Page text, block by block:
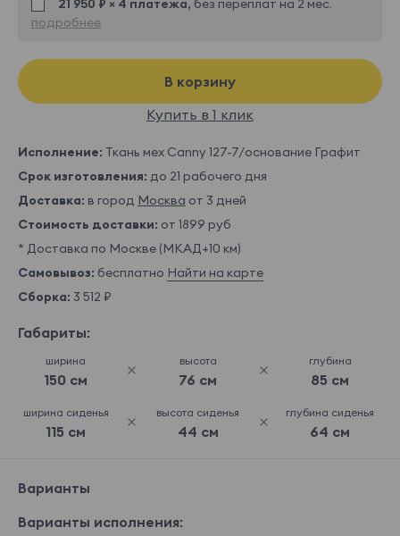
21 950 ₽ × 4 платежа, без переплат на 2 мес.
подробнее
В корзину
Купить в 1 клик
Исполнение: Ткань мех Canny 127-7/основание Графит
Срок изготовления: до 21 рабочего дня
Доставка: в город Москва от 3 дней
Стоимость доставки: от 1899 руб
* Доставка по Москве (МКАД+10 км)
Самовывоз: бесплатно Найти на карте
Сборка: 3 512 ₽
Габариты:
ширина
150 см
высота
76 см
глубина
85 см
ширина сиденья
115 см
высота сиденья
44 см
глубина сиденья
64 см
Варианты
Варианты исполнения: